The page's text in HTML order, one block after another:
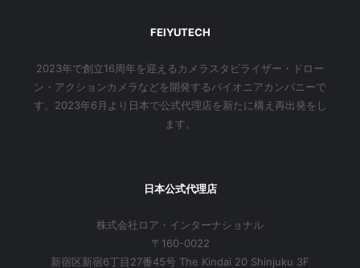
FEIYUTECH
2023年で創立16周年を迎えるカメラスタビライザー・ドロー
ン・アクションカメラなどを開発するパイオニアカンパニーで
す。2023年6月より日本で公式代理店を新たに構え再出発をし
ます。
日本公式代理店
株式会社ロア・インターナショナル
〒160-0022
新宿区新宿6丁目27番45号 The Kindai 20 Shinjuku 3F